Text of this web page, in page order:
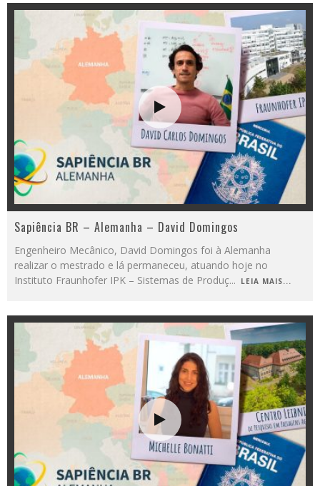
Sapiência BR – Alemanha – David Domingos
Engenheiro Mecânico, David Domingos foi à Alemanha
realizar o mestrado e lá permaneceu, atuando hoje no
Instituto Fraunhofer IPK – Sistemas de Produç... LEIA MAIS...